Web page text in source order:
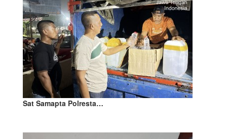
Sat Samapta Polresta…